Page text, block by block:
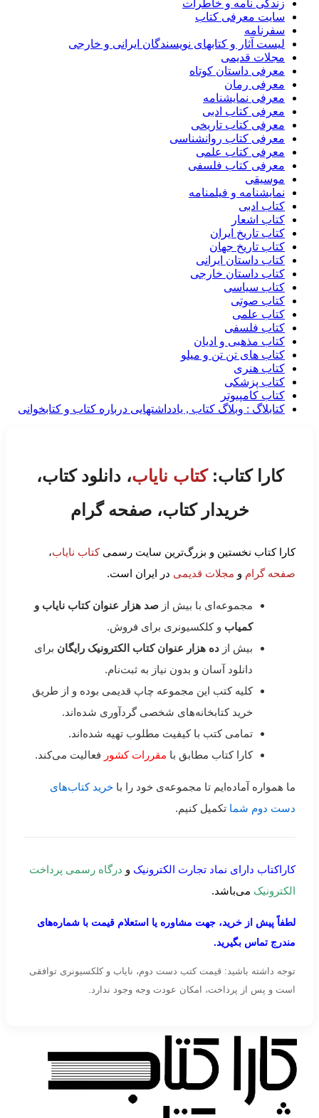
زندگی نامه و خاطرات
سایت معرفی کتاب
سفرنامه
لیست آثار و کتابهای نویسندگان ایرانی و خارجی
مجلات قدیمی
معرفی داستان کوتاه
معرفی رمان
معرفی نمایشنامه
معرفی کتاب ادبی
معرفی کتاب تاریخی
معرفی کتاب روانشناسی
معرفی کتاب علمی
معرفی کتاب فلسفی
موسیقی
نمایشنامه و فیلمنامه
کتاب ادبی
کتاب اشعار
کتاب تاریخ ایران
کتاب تاریخ جهان
کتاب داستان ایرانی
کتاب داستان خارجی
کتاب سیاسی
کتاب صوتی
کتاب علمی
کتاب فلسفی
کتاب مذهبی و ادیان
کتاب های تن تن و میلو
کتاب هنری
کتاب پزشکی
کتاب کامپیوتر
کتابلاگ : وبلاگ کتاب , یادداشتهایی درباره کتاب و کتابخوانی
کارا کتاب:کتاب نایاب، دانلود کتاب،
خریدار کتاب، صفحه گرام
کارا کتاب نخستین و بزرگ‌ترین سایت رسمیکتاب نایاب،
صفحه گرام و مجلات قدیمی در ایران است.
مجموعه‌ای با بیش از صد هزار عنوان کتاب نایاب و
کمیاب و کلکسیونری برای فروش.
بیش از ده هزار عنوان کتاب الکترونیک رایگان برای
دانلود آسان و بدون نیاز به ثبت‌نام.
کلیه کتب این مجموعه چاپ قدیمی بوده و از طریق
خرید کتابخانه‌های شخصی گردآوری شده‌اند.
تمامی کتب با کیفیت مطلوب تهیه شده‌اند.
کارا کتاب مطابق با مقررات کشور فعالیت می‌کند.
ما همواره آماده‌ایم تا مجموعه‌ی خود را با خرید کتاب‌های
دست دوم شما تکمیل کنیم.
کاراکتاب دارای نماد تجارت الکترونیک و درگاه رسمی پرداخت
الکترونیک می‌باشد.
لطفاً پیش از خرید، جهت مشاوره یا استعلام قیمت با شماره‌های
مندرج تماس بگیرید.
توجه داشته باشید: قیمت کتب دست دوم، نایاب و کلکسیونری توافقی
است و پس از پرداخت، امکان عودت وجه وجود ندارد.